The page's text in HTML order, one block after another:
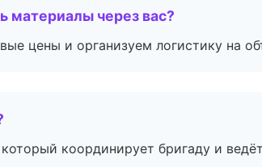
материалы через вас?
цены и организуем логистику на
координирует бригаду и